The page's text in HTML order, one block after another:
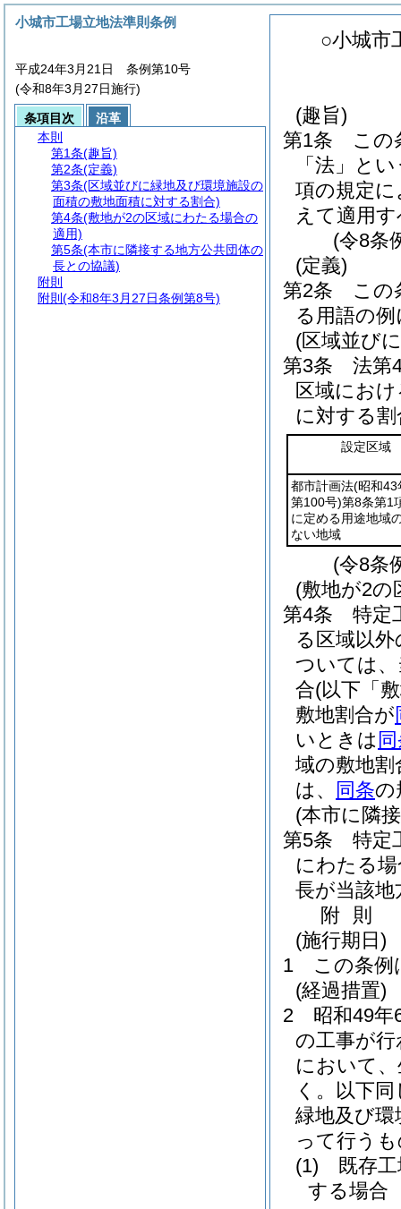
○小城市
(趣旨)
第1条
この
「法」と
項の規定
えて適用
(令8条
(定義)
第2条
この
る用語の
(区域並び
第3条
法第
区域にお
に対する
設定区域
都市計画法(昭和43
第100号)第8条第1
に定める用途地域
ない地域
(令8条
(敷地が2の
第4条
特定
る区域以
ついては
合(以下「
敷地割合が
いときは
域の敷地割
は、
同条の
(本市に隣
第5条
特定
にわたる
長が当該
附 則
(施行期日)
1
この条例
(経過措置)
2
昭和49
の工事が
において
く。以下同
緑地及び
って行う
(1)
既存
する場合
小城市工場立地法準則条例
平成24年3月21日 条例第10号
(令和8年3月27日施行)
条項目次
沿革
本則
第1条(趣旨)
第2条(定義)
第3条(区域並びに緑地及び環境施設の
面積の敷地面積に対する割合)
第4条(敷地が2の区域にわたる場合の
適用)
第5条(本市に隣接する地方公共団体の
長との協議)
附則
附則 (令和8年3月27日条例第8号)